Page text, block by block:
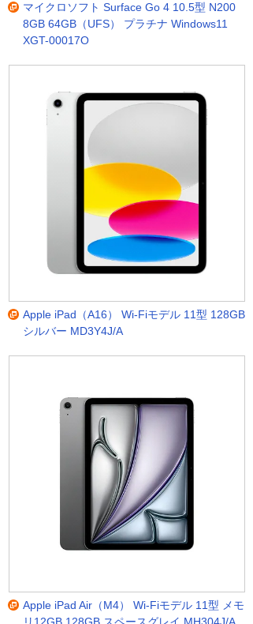
マイクロソフト Surface Go 4 10.5型 N200
8GB 64GB（UFS） プラチナ Windows11
XGT-00017O
Apple iPad（A16） Wi-Fiモデル 11型 128GB
シルバー MD3Y4J/A
Apple iPad Air（M4） Wi-Fiモデル 11型 メモ
リ12GB 128GB スペースグレイ MH304J/A